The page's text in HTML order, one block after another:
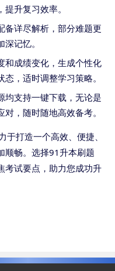
升复习效率。
备详尽解析，部分难题更
记忆。
和成绩变化，生成个性化
，适时调整学习策略。
均支持一键下载，无论是
，随时随地高效备考。
打造一个高效、便捷、
顺畅。选择91升本刷题
考试要点，助力您成功升